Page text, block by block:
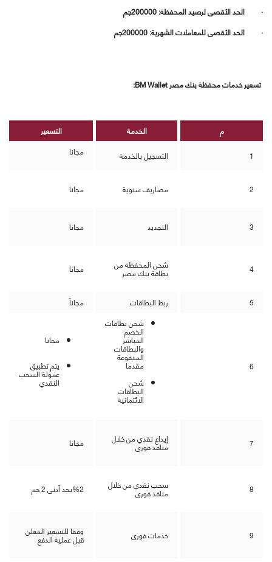
· الحد الأقصى لرصيد المحفظة: 200000جم
· الحد الأقصى للمعاملات الشهرية: 200000جم
تسعير خدمات محفظة بنكمصرBM Wallet:
م الخدمة
التسعير
1
التسجيل بالخدمة مجانا
2 مصاريف سنوية مجانا
3 التجديد مجانا
4 شحن المحفظة من
بطاقة بنك مصر مجانا
5 ربط البطاقات مجاناً
6
شحن بطاقات
الخصم
المباشر
والبطاقات
المدفوعة
مقدما
شحن
البطاقات
الائتمانية
مجانا
يتم تطبيق
عمولة السحب
النقدي
7 إيداع نقدي من خلال
منافذ فورى مجانا
8 سحب نقدي من خلال
منافذ فورى %2بحد أدنى 2 جم
9 خدمات فورى وفقا للتسعير المعلن
قبل عملية الدفع